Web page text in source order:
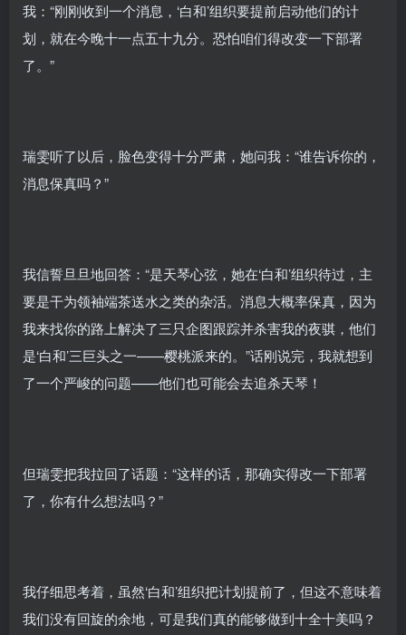
我：“刚刚收到一个消息，‘白和’组织要提前启动他们的计
划，就在今晚十一点五十九分。恐怕咱们得改变一下部署
了。”
瑞雯听了以后，脸色变得十分严肃，她问我：“谁告诉你的，
消息保真吗？”
我信誓旦旦地回答：“是天琴心弦，她在‘白和’组织待过，主
要是干为领袖端茶送水之类的杂活。消息大概率保真，因为
我来找你的路上解决了三只企图跟踪并杀害我的夜骐，他们
是‘白和’三巨头之一——樱桃派来的。”话刚说完，我就想到
了一个严峻的问题——他们也可能会去追杀天琴！
但瑞雯把我拉回了话题：“这样的话，那确实得改一下部署
了，你有什么想法吗？”
我仔细思考着，虽然‘白和’组织把计划提前了，但这不意味着
我们没有回旋的余地，可是我们真的能够做到十全十美吗？